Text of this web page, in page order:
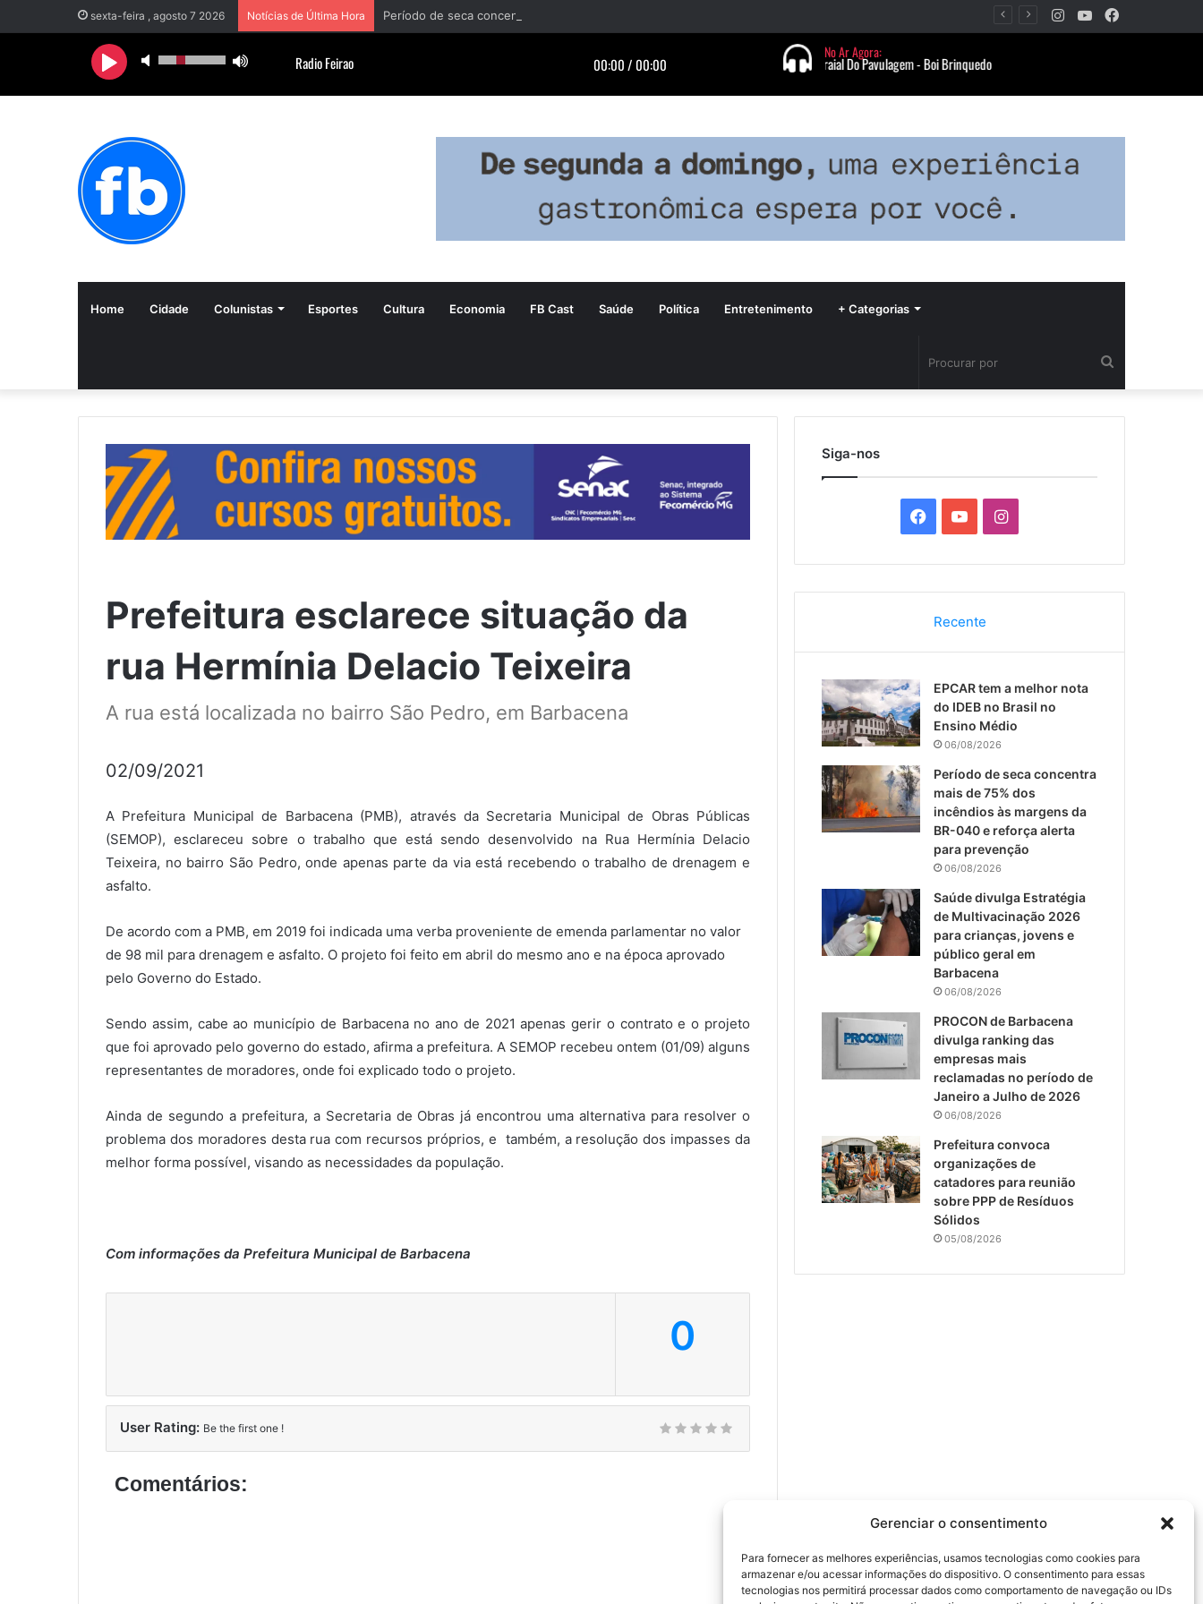
Gerenciar o consentimento
Para fornecer as melhores experiências, usamos tecnologias como cookies para
armazenar e/ou acessar informações do dispositivo. O consentimento para essas
tecnologias nos permitirá processar dados como comportamento de navegação ou IDs
sexta-feira , agosto 7 2026 Notícias de Última Hora YouTube
Instagram
Home Cidade Colunistas Esportes Cultura Economia FB Cast Saúde Política Entretenimento + Categorias
por
Prefeitura esclarece situação da
rua Hermínia Delacio Teixeira
A rua está localizada no bairro São Pedro, em Barbacena
02/09/2021
A Prefeitura Municipal de Barbacena (PMB), através da Secretaria Municipal de Obras Públicas
(SEMOP), esclareceu sobre o trabalho que está sendo desenvolvido na Rua Hermínia Delacio
Teixeira, no bairro São Pedro, onde apenas parte da via está recebendo o trabalho de drenagem e
asfalto.
De acordo com a PMB, em 2019 foi indicada uma verba proveniente de emenda parlamentar no valor
de 98 mil para drenagem e asfalto. O projeto foi feito em abril do mesmo ano e na época aprovado
pelo Governo do Estado.
Sendo assim, cabe ao município de Barbacena no ano de 2021 apenas gerir o contrato e o projeto
que foi aprovado pelo governo do estado, afirma a prefeitura. A SEMOP recebeu ontem (01/09) alguns
representantes de moradores, onde foi explicado todo o projeto.
Ainda de segundo a prefeitura, a Secretaria de Obras já encontrou uma alternativa para resolver o
problema dos moradores desta rua com recursos próprios, e também, a resolução dos impasses da
melhor forma possível, visando as necessidades da população.
Com informações da Prefeitura Municipal de Barbacena
0
User Rating: Be the first one !
Comentários:
Siga-nos
c
e
b
o
o
k
u
T
u
b
e
I
s
a
g
r
m
Recente
EPCAR tem a melhor nota
do IDEB no Brasil no
Ensino Médio
06/08/2026
Período de seca concentra
mais de 75% dos
incêndios às margens da
BR-040 e reforça alerta
para prevenção
06/08/2026
Saúde divulga Estratégia
de Multivacinação 2026
para crianças, jovens e
público geral em
Barbacena
06/08/2026
PROCON de Barbacena
divulga ranking das
empresas mais
reclamadas no período de
Janeiro a Julho de 2026
06/08/2026
Prefeitura convoca
organizações de
catadores para reunião
sobre PPP de Resíduos
Sólidos
05/08/2026